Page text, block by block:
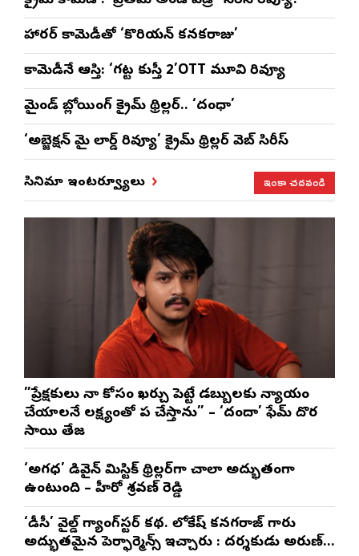
హారర్ కామెడీతో ‘కొరియన్ కనకరాజు’
కామెడీనే ఆస్తి: ‘గట్ట కుస్తీ 2’OTT మూవి రివ్యూ
మైండ్ బ్లోయింగ్ క్రైమ్ థ్రిల్లర్.. ‘దంధా’
‘అబ్జెక్ష‌న్ మై లార్డ్ రివ్యూ’ క్రైమ్ థ్రిల్ల‌ర్ వెబ్ సిరీస్
సినిమా ఇంటర్వ్యూలు ఇంకా చదవండి
”ప్రేక్షకులు నా కోసం ఖర్చు పెట్టే డబ్బులకు న్యాయం
చేయాలనే లక్ష్యంతో పని చేస్తాను” – ‘దందా’ ఫేమ్ దొర
సాయి తేజ
‘అగధ’ డివైన్ మిస్టిక్ థ్రిల్లర్‌గా చాలా అద్భుతంగా
ఉంటుంది – హీరో శ్రవణ్ రెడ్డి
‘డీసీ’ వైల్డ్ గ్యాంగ్‌స్టర్ కథ. లోకేష్ కనగరాజ్ గారు
అద్భుతమైన పెర్ఫార్మెన్స్ ఇచ్చారు : దర్శకుడు అరుణ్